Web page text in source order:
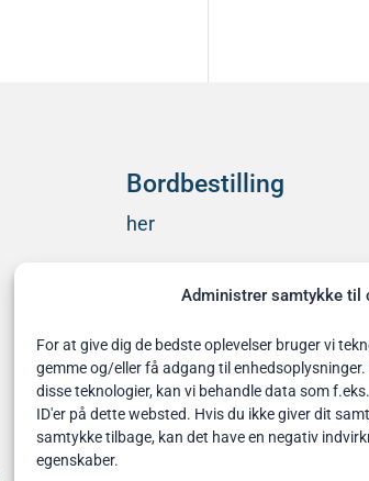
Administrer samtykke til
For at give dig de bedste oplevelser bruger vi
gemme og/eller få adgang til
disse teknologier, kan vi behandle data som
ID'er på dette websted. Hvis du ikke giver dit
samtykke tilbage, kan det have en negativ
egenskaber.
Bordbestilling
her